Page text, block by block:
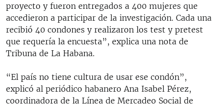
proyecto y fueron entregados a 400 mujeres que
accedieron a participar de la investigación. Cada una
recibió 40 condones y realizaron los test y pretest
que requería la encuesta”, explica una nota de
Tribuna de La Habana.
“El país no tiene cultura de usar ese condón”,
explicó al periódico habanero Ana Isabel Pérez,
coordinadora de la Línea de Mercadeo Social de